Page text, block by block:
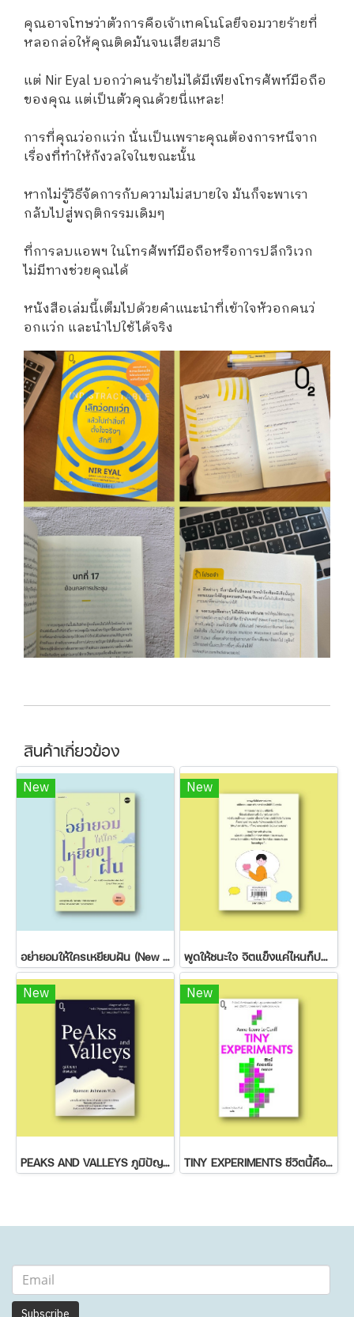
คุณอาจโทษว่าตัวการคือเจ้าเทคโนโลยีจอมวายร้ายที่
หลอกล่อให้คุณติดมันจนเสียสมาธิ
แต่ Nir Eyal บอกว่าคนร้ายไม่ได้มีเพียงโทรศัพท์มือถือ
ของคุณ แต่เป็นตัวคุณด้วยนี่แหละ!
การที่คุณว่อกแว่ก นั่นเป็นเพราะคุณต้องการหนีจาก
เรื่องที่ทำให้กังวลใจในขณะนั้น
หากไม่รู้วิธีจัดการกับความไม่สบายใจ มันก็จะพาเรา
กลับไปสู่พฤติกรรมเดิมๆ
ที่การลบแอพฯ ในโทรศัพท์มือถือหรือการปลีกวิเวก
ไม่มีทางช่วยคุณได้
หนังสือเล่มนี้เต็มไปด้วยคำแนะนำที่เข้าใจหัวอกคนว่
อกแว่ก และนำไปใช้ได้จริง
สินค้าเกี่ยวข้อง
New
อย่ายอมให้ใครเหยียบฝัน (New Edition)
New
พูดให้ชนะใจ จิตแข็งแค่ไหนก็ปฏิเสธไม่ลง
New
PEAKS AND VALLEYS ภูมิปัญญาฝ่าฟันชีวิต
New
TINY EXPERIMENTS ชีวิตนี้คือเวอร์ชั่นทดลอง